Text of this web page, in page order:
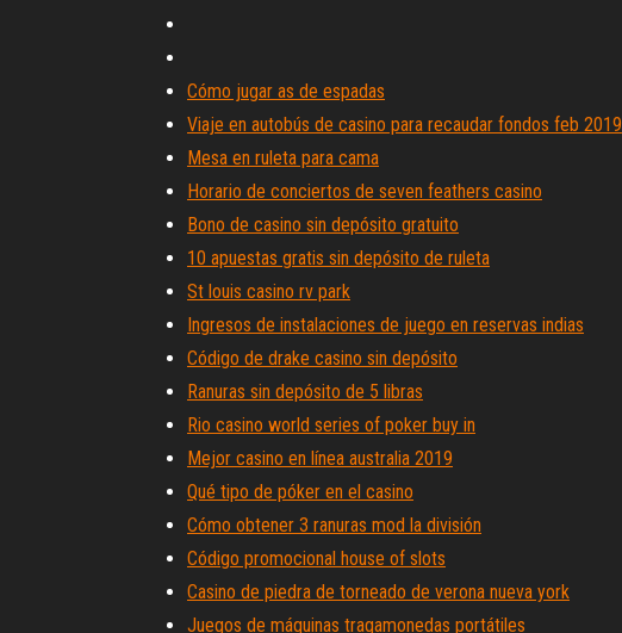
Cómo jugar as de espadas
Viaje en autobús de casino para recaudar fondos feb 2019
Mesa en ruleta para cama
Horario de conciertos de seven feathers casino
Bono de casino sin depósito gratuito
10 apuestas gratis sin depósito de ruleta
St louis casino rv park
Ingresos de instalaciones de juego en reservas indias
Código de drake casino sin depósito
Ranuras sin depósito de 5 libras
Rio casino world series of poker buy in
Mejor casino en línea australia 2019
Qué tipo de póker en el casino
Cómo obtener 3 ranuras mod la división
Código promocional house of slots
Casino de piedra de torneado de verona nueva york
Juegos de máquinas tragamonedas portátiles